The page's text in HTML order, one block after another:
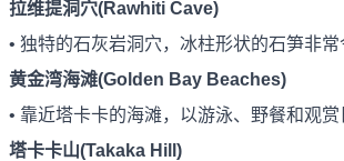
拉维提洞穴(Rawhiti Cave)
• 独特的石灰岩洞穴，冰柱形状的石笋非常
黄金湾海滩(Golden Bay Beaches)
• 靠近塔卡卡的海滩，以游泳、野餐和观赏
塔卡卡山(Takaka Hill)